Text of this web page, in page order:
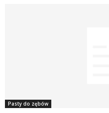
Pasty do zębów